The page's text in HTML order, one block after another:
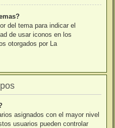
del tema para indicar el
de usar iconos en los
otorgados por La
asignados con el mayor nivel
usuarios pueden controlar